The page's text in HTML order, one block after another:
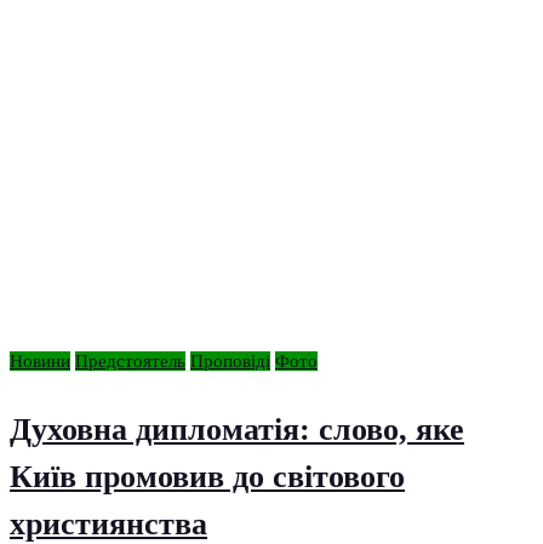
Новини Предстоятель Проповіді Фото
Духовна дипломатія: слово, яке
Київ промовив до світового
християнства